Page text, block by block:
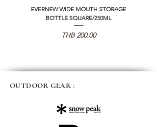
EVERNEW WIDE MOUTH STORAGE
BOTTLE SQUARE/250ML
가격
THB 200.00
OUTDOOR GEAR :